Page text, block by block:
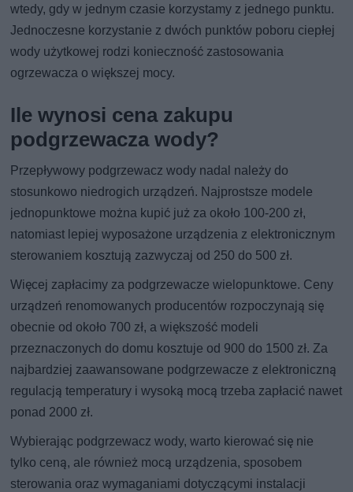
wtedy, gdy w jednym czasie korzystamy z jednego punktu.
Jednoczesne korzystanie z dwóch punktów poboru ciepłej
wody użytkowej rodzi konieczność zastosowania
ogrzewacza o większej mocy.
Ile wynosi cena zakupu
podgrzewacza wody?
Przepływowy podgrzewacz wody nadal należy do
stosunkowo niedrogich urządzeń. Najprostsze modele
jednopunktowe można kupić już za około 100-200 zł,
natomiast lepiej wyposażone urządzenia z elektronicznym
sterowaniem kosztują zazwyczaj od 250 do 500 zł.
Więcej zapłacimy za podgrzewacze wielopunktowe. Ceny
urządzeń renomowanych producentów rozpoczynają się
obecnie od około 700 zł, a większość modeli
przeznaczonych do domu kosztuje od 900 do 1500 zł. Za
najbardziej zaawansowane podgrzewacze z elektroniczną
regulacją temperatury i wysoką mocą trzeba zapłacić nawet
ponad 2000 zł.
Wybierając podgrzewacz wody, warto kierować się nie
tylko ceną, ale również mocą urządzenia, sposobem
sterowania oraz wymaganiami dotyczącymi instalacji